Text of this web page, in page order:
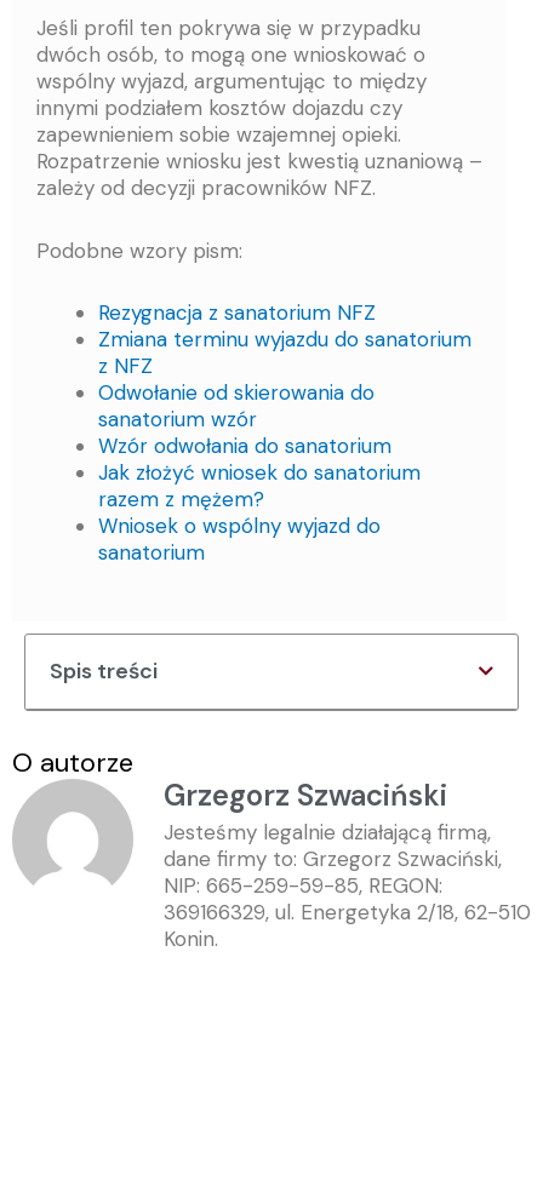
Jeśli profil ten pokrywa się w przypadku
dwóch osób, to mogą one wnioskować o
wspólny wyjazd, argumentując to między
innymi podziałem kosztów dojazdu czy
zapewnieniem sobie wzajemnej opieki.
Rozpatrzenie wniosku jest kwestią uznaniową –
zależy od decyzji pracowników NFZ.
Podobne wzory pism:
Rezygnacja z sanatorium NFZ
Zmiana terminu wyjazdu do sanatorium
z NFZ
Odwołanie od skierowania do
sanatorium wzór
Wzór odwołania do sanatorium
Jak złożyć wniosek do sanatorium
razem z mężem?
Wniosek o wspólny wyjazd do
sanatorium
Spis treści
O autorze
Grzegorz Szwaciński
Jesteśmy legalnie działającą firmą,
dane firmy to: Grzegorz Szwaciński,
NIP: 665-259-59-85, REGON:
369166329, ul. Energetyka 2/18, 62-510
Konin.